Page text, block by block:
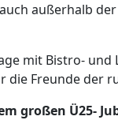
außerhalb
mit Bistro-
die Freunde der
großen Ü25-